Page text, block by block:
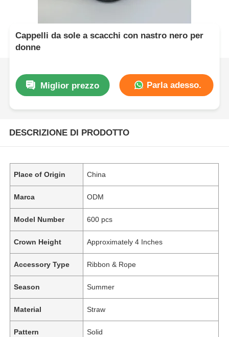
Cappelli da sole a scacchi con nastro nero per
donne
Miglior prezzo Parla adesso.
DESCRIZIONE DI PRODOTTO
Place of Origin China
Marca ODM
Model Number 600 pcs
Crown Height Approximately 4 Inches
Accessory Type Ribbon & Rope
Season Summer
Material Straw
Pattern Solid